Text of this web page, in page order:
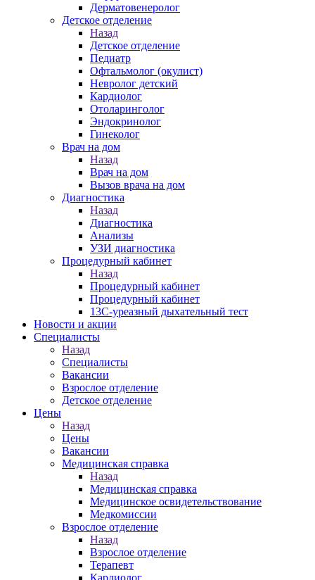
Дерматовенеролог
Детское отделение
Назад
Детское отделение
Педиатр
Офтальмолог (окулист)
Невролог детский
Кардиолог
Отоларинголог
Эндокринолог
Гинеколог
Врач на дом
Назад
Врач на дом
Вызов врача на дом
Диагностика
Назад
Диагностика
Анализы
УЗИ диагностика
Процедурный кабинет
Назад
Процедурный кабинет
Процедурный кабинет
13С-уреазный дыхательный тест
Новости и акции
Специалисты
Назад
Специалисты
Вакансии
Взрослое отделение
Детское отделение
Цены
Назад
Цены
Вакансии
Медицинская справка
Назад
Медицинская справка
Ме­дицин­ское ос­ви­детель­ство­вание
Медкомиссии
Взрослое отделение
Назад
Взрослое отделение
Терапевт
Кардиолог